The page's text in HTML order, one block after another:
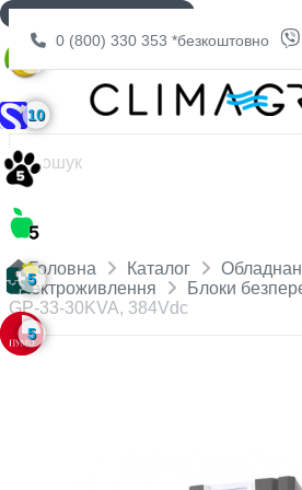
0 (800) 330 353 *безкоштовно
Головна Каталог
Електроживлення
Блоки
GP-33-30KVA, 384Vdc
ДОСТАВКА БЕЗКОШТОВНО
10
5
5